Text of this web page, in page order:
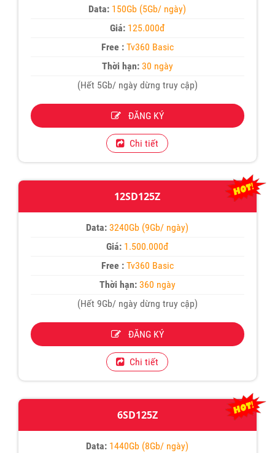
Data: 150Gb (5Gb/ ngày)
Giá: 125.000đ
Free : Tv360 Basic
Thời hạn:30 ngày
(Hết 5Gb/ ngày dừng truy cập)
ĐĂNG KÝ
Chi tiết
12SD125Z
Data: 3240Gb (9Gb/ ngày)
Giá: 1.500.000đ
Free : Tv360 Basic
Thời hạn:360 ngày
(Hết 9Gb/ ngày dừng truy cập)
ĐĂNG KÝ
Chi tiết
6SD125Z
Data: 1440Gb (8Gb/ ngày)